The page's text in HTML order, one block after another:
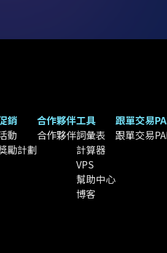
銷
動
勵計劃
合作夥伴
合作夥伴
工具
詞彙表
計算器
VPS
幫助中心
博客
跟單交易
跟單交易